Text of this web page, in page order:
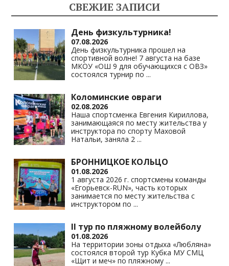
as
s
ni
ki
m p
p
n
k
СВЕЖИЕ ЗАПИСИ
День физкультурника!
07.08.2026
День физкультурника прошел на
спортивной волне! 7 августа на базе
МКОУ «ОШ 9 для обучающихся с ОВЗ»
состоялся турнир по ...
Коломинские овраги
02.08.2026
Наша спортсменка Евгения Кириллова,
занимающаяся по месту жительства у
инструктора по спорту Маховой
Натальи, заняла 2 ...
БРОННИЦКОЕ КОЛЬЦО
01.08.2026
1 августа 2026 г. спортсмены команды
«Егорьевск-RUN», часть которых
занимается по месту жительства с
инструктором по ...
II тур по пляжному волейболу
01.08.2026
На территории зоны отдыха «Любляна»
состоялся второй тур Кубка МУ СМЦ
«Щит и меч» по пляжному ...